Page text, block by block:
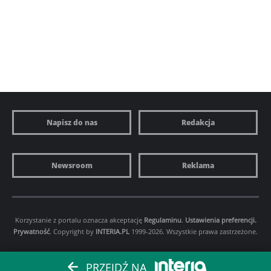
Napisz do nas Redakcja
Newsroom Reklama
Korzystanie z portalu oznacza akceptację Regulaminu. Ustawienia preferencji.
Prywatność. Copyright by INTERIA.PL 1999-2026. Wszystkie prawa zastrzeżone.
PRZEJDŹ NA